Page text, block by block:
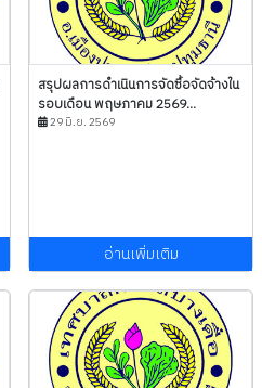
สรุปผลการดำเนินการจัดซื้อจัดจ้างใน
รอบเดือน พฤษภาคม 2569...
29 มิ.ย. 2569
อ่านเพิ่มเติม